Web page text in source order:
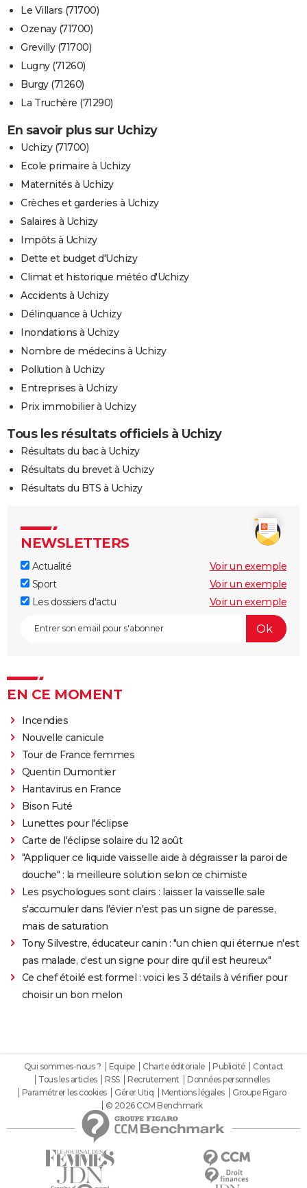
Le Villars (71700)
Ozenay (71700)
Grevilly (71700)
Lugny (71260)
Burgy (71260)
La Truchère (71290)
En savoir plus sur Uchizy
Uchizy (71700)
Ecole primaire à Uchizy
Maternités à Uchizy
Crèches et garderies à Uchizy
Salaires à Uchizy
Impôts à Uchizy
Dette et budget d'Uchizy
Climat et historique météo d'Uchizy
Accidents à Uchizy
Délinquance à Uchizy
Inondations à Uchizy
Nombre de médecins à Uchizy
Pollution à Uchizy
Entreprises à Uchizy
Prix immobilier à Uchizy
Tous les résultats officiels à Uchizy
Résultats du bac à Uchizy
Résultats du brevet à Uchizy
Résultats du BTS à Uchizy
NEWSLETTERS
Actualité
Voir un exemple
Sport
Voir un exemple
Les dossiers d'actu
Voir un exemple
EN CE MOMENT
Incendies
Nouvelle canicule
Tour de France femmes
Quentin Dumontier
Hantavirus en France
Bison Futé
Lunettes pour l'éclipse
Carte de l'éclipse solaire du 12 août
"Appliquer ce liquide vaisselle aide à dégraisser la paroi de
douche" : la meilleure solution selon ce chimiste
Les psychologues sont clairs : laisser la vaisselle sale
s'accumuler dans l'évier n'est pas un signe de paresse,
mais de saturation
Tony Silvestre, éducateur canin : "un chien qui éternue n'est
pas malade, c'est un signe pour dire qu'il est heureux"
Ce chef étoilé est formel : voici les 3 détails à vérifier pour
choisir un bon melon
Qui sommes-nous ? Equipe Charte éditoriale Publicité
Contact
Tous les articles
RSS Recrutement
Données personnelles
Paramétrer les cookies
Gérer Utiq Mentions légales
Groupe Figaro
© 2026 CCM Benchmark